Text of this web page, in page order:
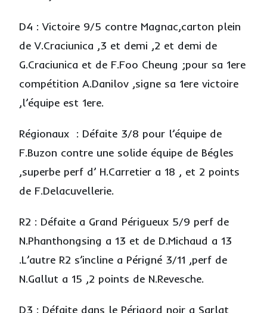
D4 : Victoire 9/5 contre Magnac,carton plein
de V.Craciunica ,3 et demi ,2 et demi de
G.Craciunica et de F.Foo Cheung ;pour sa 1ere
compétition A.Danilov ,signe sa 1ere victoire
,l’équipe est 1ere.
Régionaux : Défaite 3/8 pour l’équipe de
F.Buzon contre une solide équipe de Bégles
,superbe perf d’ H.Carretier a 18 , et 2 points
de F.Delacuvellerie.
R2 : Défaite a Grand Périgueux 5/9 perf de
N.Phanthongsing a 13 et de D.Michaud a 13
.L’autre R2 s’incline a Périgné 3/11 ,perf de
N.Gallut a 15 ,2 points de N.Revesche.
D3 : Défaite dans le Périgord noir a Sarlat